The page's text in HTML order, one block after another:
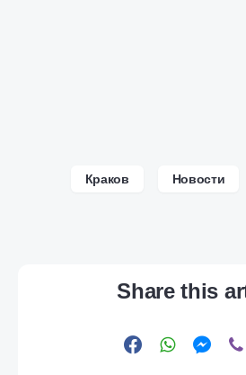
Краков Новости
Share this